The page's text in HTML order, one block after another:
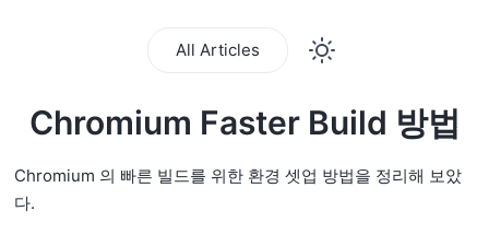
All Articles
Chromium Faster Build 방법
Chromium 의 빠른 빌드를 위한 환경 셋업 방법을 정리해 보았
다.